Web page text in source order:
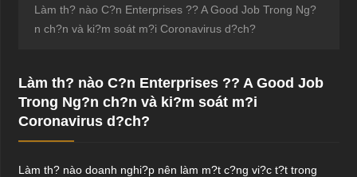
Làm th? nào C?n Enterprises ?? A Good Job Trong Ng?
n ch?n và ki?m soát m?i Coronavirus d?ch?
Làm th? nào C?n Enterprises ?? A Good Job
Trong Ng?n ch?n và ki?m soát m?i
Coronavirus d?ch?
Làm th? nào doanh nghi?p nên làm m?t c?ng vi?c t?t trong